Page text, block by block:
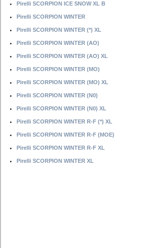
Pirelli SCORPION ICE SNOW XL B
Pirelli SCORPION WINTER
Pirelli SCORPION WINTER (*) XL
Pirelli SCORPION WINTER (AO)
Pirelli SCORPION WINTER (AO) XL
Pirelli SCORPION WINTER (MO)
Pirelli SCORPION WINTER (MO) XL
Pirelli SCORPION WINTER (N0)
Pirelli SCORPION WINTER (N0) XL
Pirelli SCORPION WINTER R-F (*) XL
Pirelli SCORPION WINTER R-F (MOE)
Pirelli SCORPION WINTER R-F XL
Pirelli SCORPION WINTER XL